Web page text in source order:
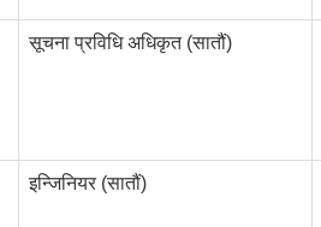
सूचना प्रविधि अधिकृत (सातौं)
इन्जिनियर (सातौं)